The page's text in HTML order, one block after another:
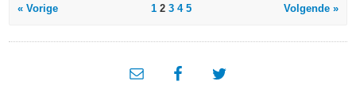
« Vorige 1 2 3 4 5 Volgende »